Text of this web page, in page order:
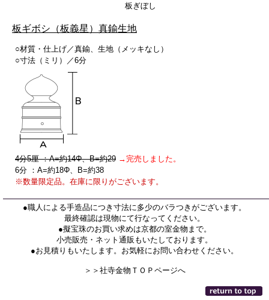
板ぎぼし
板ギボシ（板義星）真鍮生地
○材質・仕上げ／真鍮、生地（メッキなし）
○寸法（ミリ）／6分
4分5厘 ：A=約14Φ、B=約29 →完売しました。
6分 ：A=約18Φ、B=約38
※数量限定品。在庫に限りがございます。
●職人による手造品につき寸法に多少のバラつきがございます。
最終確認は現物にて行なってください。
●擬宝珠のお買い求めは京都の室金物まで。
小売販売・ネット通販もいたしております。
●お見積りもいたします。お気軽にお問い合わせください。
＞＞社寺金物ＴＯＰページへ